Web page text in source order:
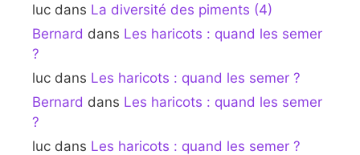
luc dans La diversité des piments (4)
Bernard dans Les haricots : quand les semer
?
luc dans Les haricots : quand les semer ?
Bernard dans Les haricots : quand les semer
?
luc dans Les haricots : quand les semer ?